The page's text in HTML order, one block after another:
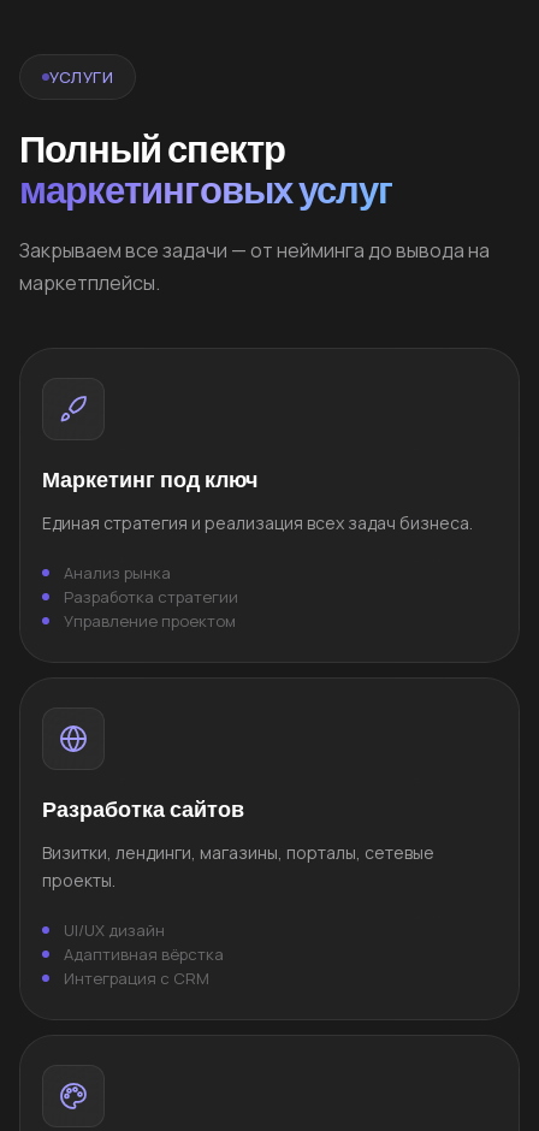
УСЛУГИ
Полный спектр
маркетинговых услуг
Закрываем все задачи — от нейминга до вывода на
маркетплейсы.
Маркетинг под ключ
Единая стратегия и реализация всех задач бизнеса.
Анализ рынка
Разработка стратегии
Управление проектом
Разработка сайтов
Визитки, лендинги, магазины, порталы, сетевые
проекты.
UI/UX дизайн
Адаптивная вёрстка
Интеграция с CRM